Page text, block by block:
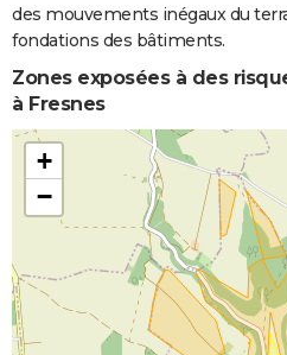
des mouvements inégaux du
fondations des bâtiments.
Zones exposées à des
à Fresnes
+
−